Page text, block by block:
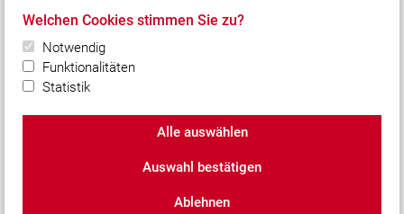
Bleiben Sie mit uns in Kontakt und vernetzen Sie sich
mit uns!
© 2026 Feuerwehr Schwaig (Wache 96)
Datenschutz|Cookie-Einstellungen
Welchen Cookies stimmen Sie zu?
Notwendig
Funktionalitäten
Statistik
Alle auswählen
Auswahl bestätigen
Ablehnen